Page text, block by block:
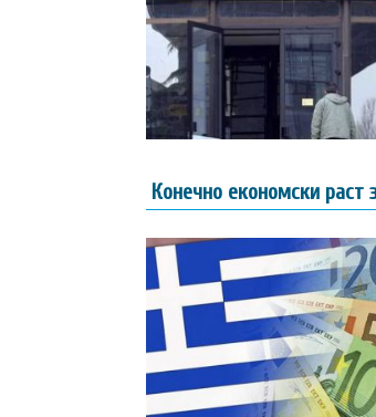
Конечно економски раст